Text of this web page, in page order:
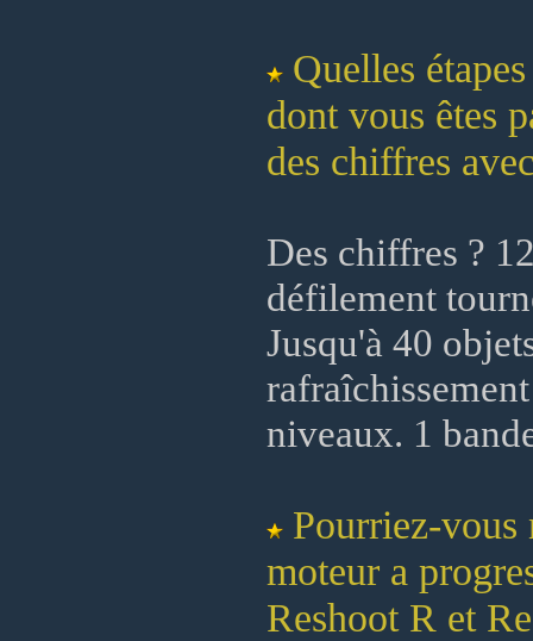
Quelles
dont vous êtes
des chiffres
Des chiffres ?
défilement
Jusqu'à 40
niveaux. 1
Pourriez-vous
moteur a
Reshoot R et